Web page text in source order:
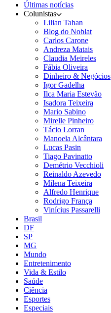
Últimas notícias
Colunistas
Lilian Tahan
Blog do Noblat
Carlos Carone
Andreza Matais
Claudia Meireles
Fábia Oliveira
Dinheiro & Negócios
Igor Gadelha
Ilca Maria Estevão
Isadora Teixeira
Mario Sabino
Mirelle Pinheiro
Tácio Lorran
Manoela Alcântara
Lucas Pasin
Tiago Pavinatto
Demétrio Vecchioli
Reinaldo Azevedo
Milena Teixeira
Alfredo Henrique
Rodrigo França
Vinícius Passarelli
Brasil
DF
SP
MG
Mundo
Entretenimento
Vida & Estilo
Saúde
Ciência
Esportes
Especiais